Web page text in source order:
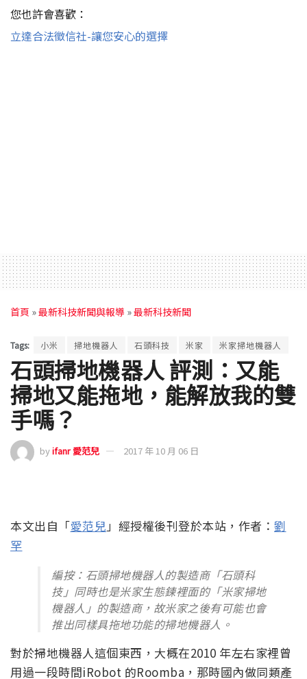
您也許會喜歡：
立達合法徵信社-讓您安心的選擇
首頁 »最新科技新聞與報導 »最新科技新聞
Tags: 小米 掃地機器人 石頭科技 米家 米家掃地機器人
石頭掃地機器人 評測：又能
掃地又能拖地，能解放我的雙
手嗎？
byifanr 愛范兒 2017 年 10 月 06 日
本文出自「愛范兒 」經授權後刊登於本站，作者： 劉
罕
編按：石頭掃地機器人的製造商「石頭科
技」同時也是米家生態鍊裡面的「米家掃地
機器人」的製造商，故米家之後有可能也會
推出同樣具拖地功能的掃地機器人。
對於掃地機器人這個東西，大概在2010 年左右家裡曾
用過一段時間iRobot 的Roomba，那時國內做同類產